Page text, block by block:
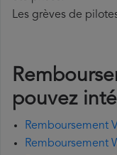
Les grèves de
pouvez
Remboursement
Remboursement